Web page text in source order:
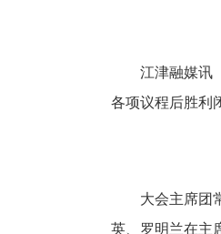
江津融媒讯
各项议程后胜利
大会主席团
英、罗明兰在主